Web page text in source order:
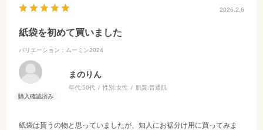
2026.2.6
紙袋を初めて買いました
バリエーション：ムーミン2024
まのりん
年代:50代 性別:女性 肌質:普通肌
紙袋は貰うの物と思っていましたが、知人にお裾分け用に買ってみま